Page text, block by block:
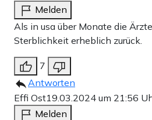
Melden
Als in usa über Monate die
Sterblichkeit erheblich zurück.
7
Antworten
Effi Ost19.03.2024 um 21:56
Melden